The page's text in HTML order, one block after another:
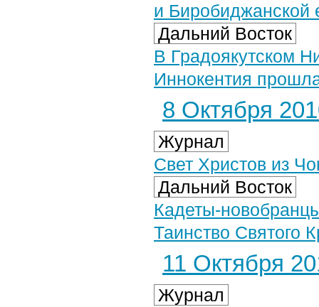
и Биробиджанской
Дальний Восток
В Градоякутском
Иннокентия
8 Октября
Журнал
Свет Христов из
Дальний Восток
Кадеты-
Таинство Святого
11 Октября
Журнал